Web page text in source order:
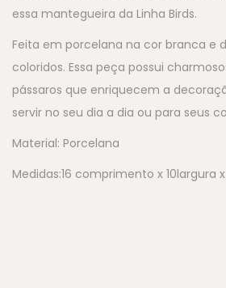
essa mantegueira da Linha Birds.
Feita em porcelana na cor branca e
coloridos. Essa peça possui
pássaros que enriquecem a
servir no seu dia a dia ou para seus
Material: Porcelana
Medidas:16 comprimento x 10largura